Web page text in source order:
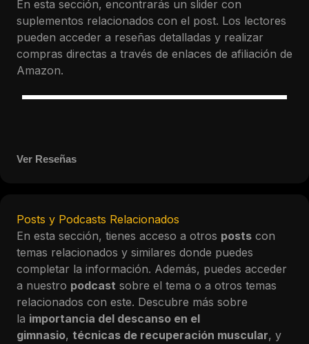
En esta sección, encontrarás un slider con
suplementos relacionados con el post. Los lectores
pueden acceder a reseñas detalladas y realizar
compras directas a través de enlaces de afiliación de
Amazon.
Ver Reseñas
Posts y Podcasts Relacionados
En esta sección, tienes acceso a otros posts con
temas relacionados y similares donde puedes
completar la información. Además, puedes acceder
a nuestro podcast sobre el tema o a otros temas
relacionados con este. Descubre más sobre
la importancia del descanso en el
gimnasio, técnicas de recuperación muscular, y